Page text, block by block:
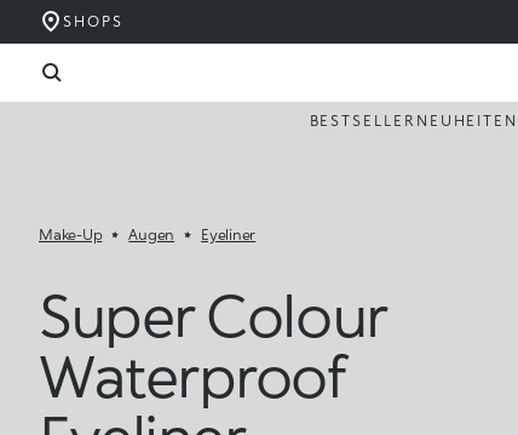
SHOPS
BESTSELLER NEUHEITEN
Make-Up Augen Eyeliner
Super Colour
Waterproof